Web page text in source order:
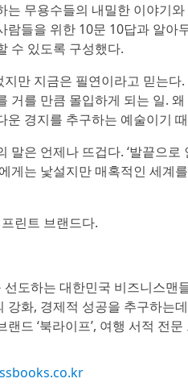
는 무용수들의 내밀한 이야기
람들을 위한 10문 10답과 알
수 있도록 구성했다.
만 지금은 필연이라고 믿는
거를 만큼 몰입하게 되는 일.
운 경지를 추구하는 예술이기
말은 언제나 뜨겁다. ‘발끝으
게는 낯설지만 매혹적인 세계
린트 브랜드다.
도하는 대한민국 비즈니스
강화, 경제적 성공을 추구하는
드 ‘북라이프’, 여행 서적 전문